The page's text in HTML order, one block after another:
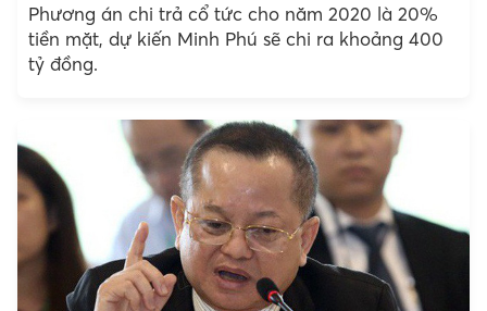
Phương án chi trả cổ tức cho năm 2020 là 20%
tiền mặt, dự kiến Minh Phú sẽ chi ra khoảng 400
tỷ đồng.